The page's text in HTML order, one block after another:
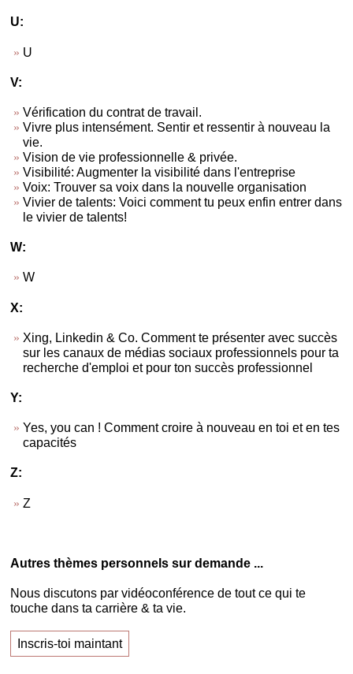
U:
U
V:
Vérification du contrat de travail.
Vivre plus intensément. Sentir et ressentir à nouveau la
vie.
Vision de vie professionnelle & privée.
Visibilité: Augmenter la visibilité dans l'entreprise
Voix: Trouver sa voix dans la nouvelle organisation
Vivier de talents: Voici comment tu peux enfin entrer dans
le vivier de talents!
W:
W
X:
Xing, Linkedin & Co. Comment te présenter avec succès
sur les canaux de médias sociaux professionnels pour ta
recherche d'emploi et pour ton succès professionnel
Y:
Yes, you can ! Comment croire à nouveau en toi et en tes
capacités
Z:
Z
Autres thèmes personnels sur demande ...
Nous discutons par vidéoconférence de tout ce qui te
touche dans ta carrière & ta vie.
Inscris-toi maintant